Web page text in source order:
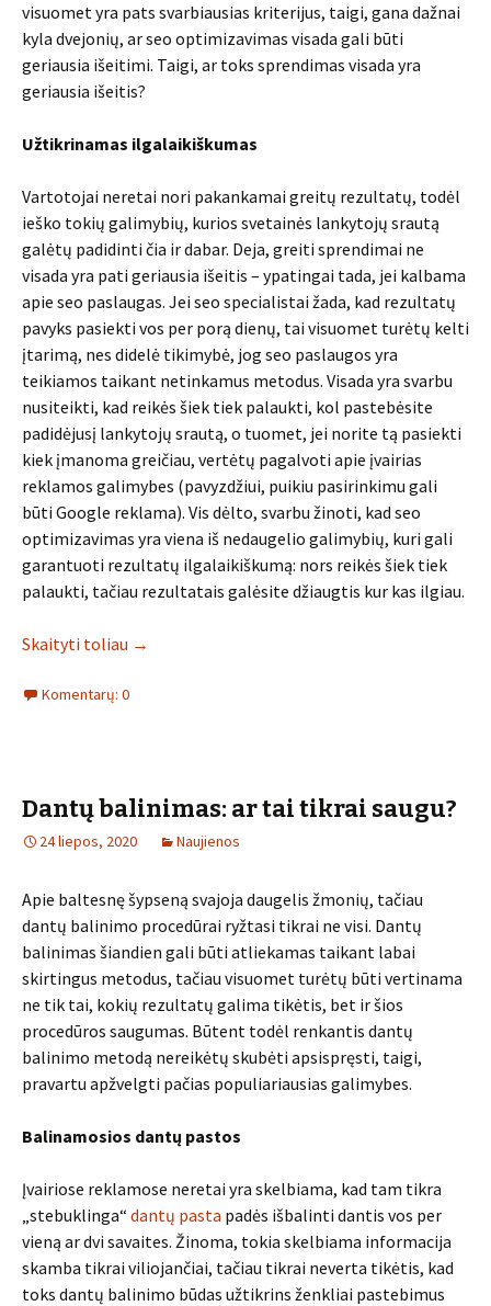
visuomet yra pats svarbiausias kriterijus, taigi, gana dažnai
kyla dvejonių, ar seo optimizavimas visada gali būti
geriausia išeitimi. Taigi, ar toks sprendimas visada yra
geriausia išeitis?
Užtikrinamas ilgalaikiškumas
Vartotojai neretai nori pakankamai greitų rezultatų, todėl
ieško tokių galimybių, kurios svetainės lankytojų srautą
galėtų padidinti čia ir dabar. Deja, greiti sprendimai ne
visada yra pati geriausia išeitis – ypatingai tada, jei kalbama
apie seo paslaugas. Jei seo specialistai žada, kad rezultatų
pavyks pasiekti vos per porą dienų, tai visuomet turėtų kelti
įtarimą, nes didelė tikimybė, jog seo paslaugos yra
teikiamos taikant netinkamus metodus. Visada yra svarbu
nusiteikti, kad reikės šiek tiek palaukti, kol pastebėsite
padidėjusį lankytojų srautą, o tuomet, jei norite tą pasiekti
kiek įmanoma greičiau, vertėtų pagalvoti apie įvairias
reklamos galimybes (pavyzdžiui, puikiu pasirinkimu gali
būti Google reklama). Vis dėlto, svarbu žinoti, kad seo
optimizavimas yra viena iš nedaugelio galimybių, kuri gali
garantuoti rezultatų ilgalaikiškumą: nors reikės šiek tiek
palaukti, tačiau rezultatais galėsite džiaugtis kur kas ilgiau.
Skaityti toliau →
Komentarų: 0
Dantų balinimas: ar tai tikrai saugu?
24 liepos, 2020 Naujienos
Apie baltesnę šypseną svajoja daugelis žmonių, tačiau
dantų balinimo procedūrai ryžtasi tikrai ne visi. Dantų
balinimas šiandien gali būti atliekamas taikant labai
skirtingus metodus, tačiau visuomet turėtų būti vertinama
ne tik tai, kokių rezultatų galima tikėtis, bet ir šios
procedūros saugumas. Būtent todėl renkantis dantų
balinimo metodą nereikėtų skubėti apsispręsti, taigi,
pravartu apžvelgti pačias populiariausias galimybes.
Balinamosios dantų pastos
Įvairiose reklamose neretai yra skelbiama, kad tam tikra
„stebuklinga“ dantų pasta padės išbalinti dantis vos per
vieną ar dvi savaites. Žinoma, tokia skelbiama informacija
skamba tikrai viliojančiai, tačiau tikrai neverta tikėtis, kad
toks dantų balinimo būdas užtikrins ženkliai pastebimus